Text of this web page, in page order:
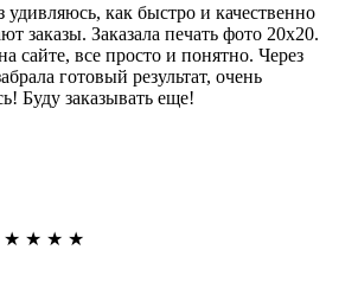
как быстро и качественно
заказы. Заказала печать фото 20х20.
сайте, все просто и понятно. Через
готовый результат, очень
Буду заказывать еще!
★ ★ ★ ★